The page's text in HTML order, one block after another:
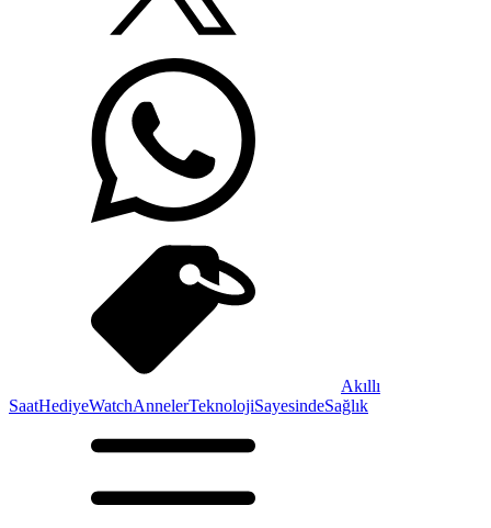
Akıllı
SaatHediyeWatchAnnelerTeknolojiSayesindeSağlık